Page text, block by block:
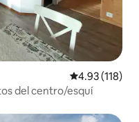
Calificación
4.93 (118)
del centro/esquí